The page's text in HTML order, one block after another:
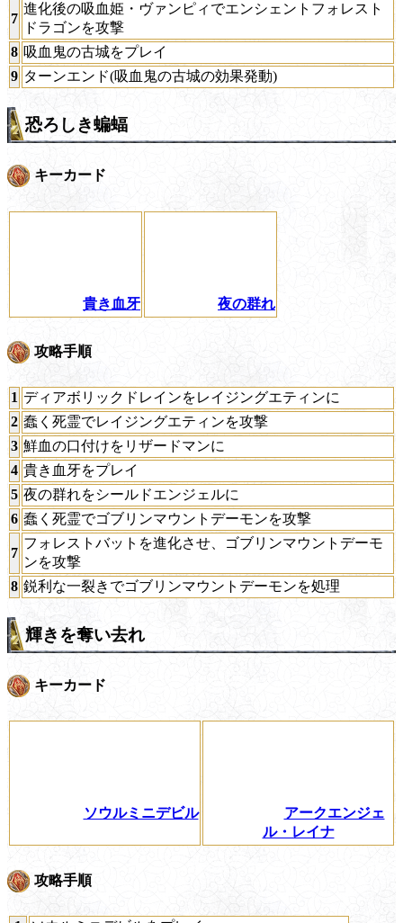
7
進化後の吸血姫・ヴァンピィでエンシェントフォレスト
ドラゴンを攻撃
8 吸血鬼の古城をプレイ
9 ターンエンド(吸血鬼の古城の効果発動)
恐ろしき蝙蝠
キーカード
貴き血牙 夜の群れ
攻略手順
1 ディアボリックドレインをレイジングエティンに
2 蠢く死霊でレイジングエティンを攻撃
3 鮮血の口付けをリザードマンに
4 貴き血牙をプレイ
5 夜の群れをシールドエンジェルに
6 蠢く死霊でゴブリンマウントデーモンを攻撃
7
フォレストバットを進化させ、ゴブリンマウントデーモ
ンを攻撃
8 鋭利な一裂きでゴブリンマウントデーモンを処理
輝きを奪い去れ
キーカード
ソウルミニデビル
アークエンジェ
ル・レイナ
攻略手順